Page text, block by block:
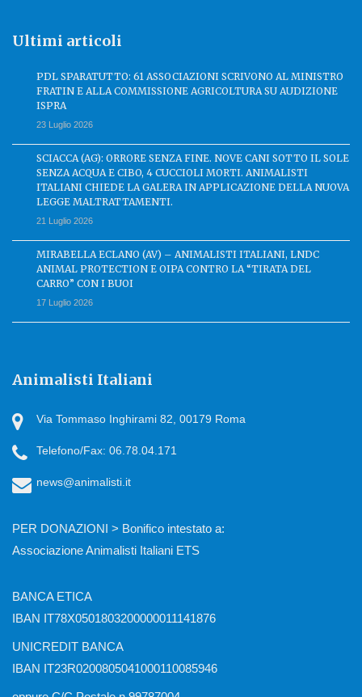
Ultimi articoli
PDL SPARATUTTO: 61 ASSOCIAZIONI SCRIVONO AL MINISTRO
FRATIN E ALLA COMMISSIONE AGRICOLTURA SU AUDIZIONE
ISPRA
23 Luglio 2026
SCIACCA (AG): ORRORE SENZA FINE. NOVE CANI SOTTO IL SOLE
SENZA ACQUA E CIBO, 4 CUCCIOLI MORTI. ANIMALISTI
ITALIANI CHIEDE LA GALERA IN APPLICAZIONE DELLA NUOVA
LEGGE MALTRATTAMENTI.
21 Luglio 2026
MIRABELLA ECLANO (AV) – ANIMALISTI ITALIANI, LNDC
ANIMAL PROTECTION E OIPA CONTRO LA “TIRATA DEL
CARRO” CON I BUOI
17 Luglio 2026
Animalisti Italiani
Via Tommaso Inghirami 82, 00179 Roma
Telefono/Fax: 06.78.04.171
news@animalisti.it
PER DONAZIONI > Bonifico intestato a:
Associazione Animalisti Italiani ETS
BANCA ETICA
IBAN IT78X0501803200000011141876
UNICREDIT BANCA
IBAN IT23R0200805041000110085946